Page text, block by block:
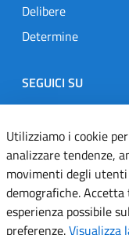
Delibere
Determine
SEGUICI SU
Designers Italia
Twitter
Dichiarazione di
Informativa cookie
Utilizziamo i cookie
analizzare tendenze,
movimenti degli
demografiche.
esperienza possibile
preferenze.Visualizza